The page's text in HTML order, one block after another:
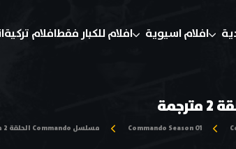
افلام اسيوية افلام للكبار فقطافلام تركية
Commando Season 01 مسلسل Commando الحلقة 2 مترجمة